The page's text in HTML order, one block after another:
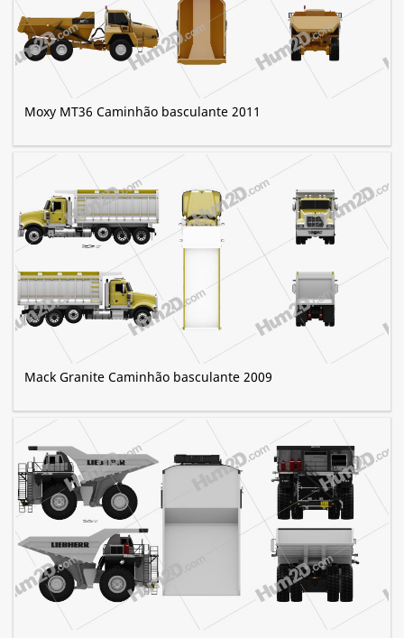
Moxy MT36 Caminhão basculante 2011
Mack Granite Caminhão basculante 2009